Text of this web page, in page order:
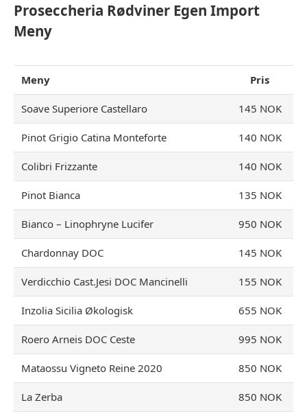
Proseccheria Rødviner Egen Import
Meny
Meny Pris
Soave Superiore Castellaro 145 NOK
Pinot Grigio Catina Monteforte 140 NOK
Colibri Frizzante 140 NOK
Pinot Bianca 135 NOK
Bianco – Linophryne Lucifer 950 NOK
Chardonnay DOC 145 NOK
Verdicchio Cast.Jesi DOC Mancinelli 155 NOK
Inzolia Sicilia Økologisk 655 NOK
Roero Arneis DOC Ceste 995 NOK
Mataossu Vigneto Reine 2020 850 NOK
La Zerba 850 NOK